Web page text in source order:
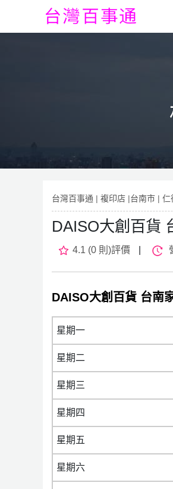
台灣百事通 | 複印店 |台南市 | 仁
DAISO大創百貨
4.1 (0 則)評價
DAISO大創百貨 台南
星期一
星期二
星期三
星期四
星期五
星期六